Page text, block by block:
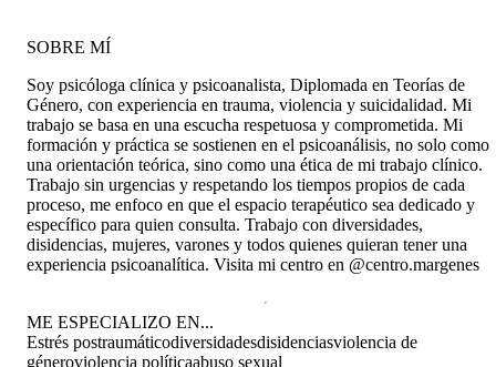
SOBRE MÍ
Soy psicóloga clínica y psicoanalista, Diplomada en Teorías de
Género, con experiencia en trauma, violencia y suicidalidad. Mi
trabajo se basa en una escucha respetuosa y comprometida. Mi
formación y práctica se sostienen en el psicoanálisis, no solo como
una orientación teórica, sino como una ética de mi trabajo clínico.
Trabajo sin urgencias y respetando los tiempos propios de cada
proceso, me enfoco en que el espacio terapéutico sea dedicado y
específico para quien consulta. Trabajo con diversidades,
disidencias, mujeres, varones y todos quienes quieran tener una
experiencia psicoanalítica. Visita mi centro en @centro.margenes
ME ESPECIALIZO EN...
Estrés postraumáticodiversidadesdisidenciasviolencia de
géneroviolencia políticaabuso sexual